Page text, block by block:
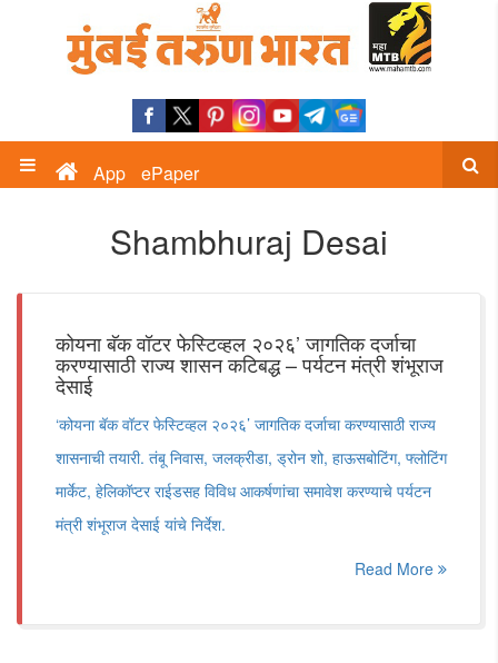
App ePaper
Shambhuraj Desai
कोयना बॅक वॉटर फेस्टिव्हल २०२६’ जागतिक दर्जाचा
करण्यासाठी राज्य शासन कटिबद्ध – पर्यटन मंत्री शंभूराज
देसाई
‘कोयना बॅक वॉटर फेस्टिव्हल २०२६’ जागतिक दर्जाचा करण्यासाठी राज्य
शासनाची तयारी. तंबू निवास, जलक्रीडा, ड्रोन शो, हाऊसबोटिंग, फ्लोटिंग
मार्केट, हेलिकॉप्टर राईडसह विविध आकर्षणांचा समावेश करण्याचे पर्यटन
मंत्री शंभूराज देसाई यांचे निर्देश.
Read More